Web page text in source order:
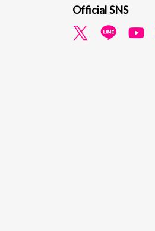
Official SNS